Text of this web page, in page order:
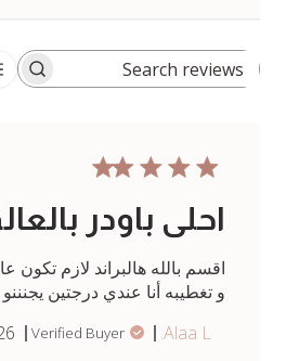
Search
احلى باودر
اقسم بالله هالبراند لازم تكون
و تغطيبه أنا عندي درجتين يجنننو
Alaa L.
Verified Buyer